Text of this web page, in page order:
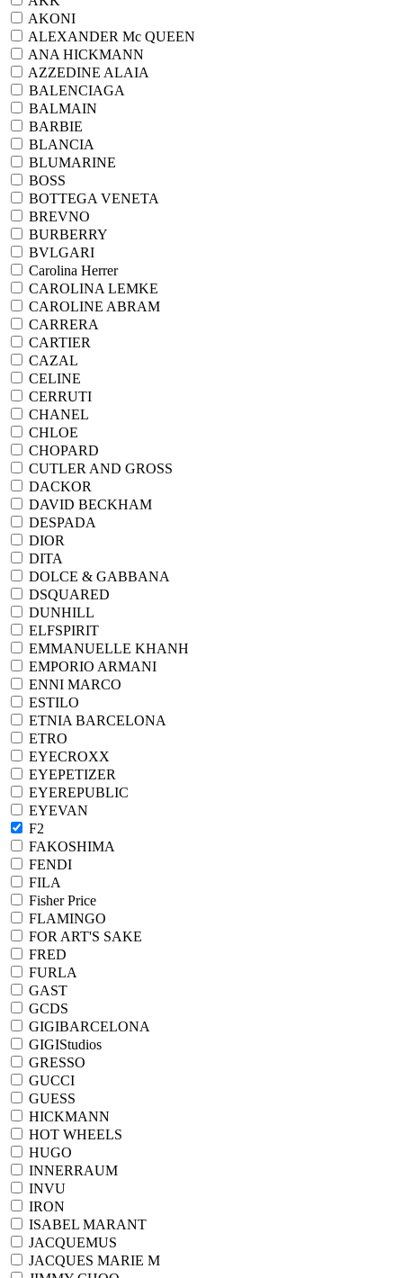
AKONI
ALEXANDER Mc QUEEN
ANA HICKMANN
AZZEDINE ALAIA
BALENCIAGA
BALMAIN
BARBIE
BLANCIA
BLUMARINE
BOSS
BOTTEGA VENETA
BREVNO
BURBERRY
BVLGARI
Carolina Herrer
CAROLINA LEMKE
CAROLINE ABRAM
CARRERA
CARTIER
CAZAL
CELINE
CERRUTI
CHANEL
CHLOE
CHOPARD
CUTLER AND GROSS
DACKOR
DAVID BECKHAM
DESPADA
DIOR
DITA
DOLCE & GABBANA
DSQUARED
DUNHILL
ELFSPIRIT
EMMANUELLE KHANH
EMPORIO ARMANI
ENNI MARCO
ESTILO
ETNIA BARCELONA
ETRO
EYECROXX
EYEPETIZER
EYEREPUBLIC
EYEVAN
F2
FAKOSHIMA
FENDI
FILA
Fisher Price
FLAMINGO
FOR ART'S SAKE
FRED
FURLA
GAST
GCDS
GIGIBARCELONA
GIGIStudios
GRESSO
GUCCI
GUESS
HICKMANN
HOT WHEELS
HUGO
INNERRAUM
INVU
IRON
ISABEL MARANT
JACQUEMUS
JACQUES MARIE M